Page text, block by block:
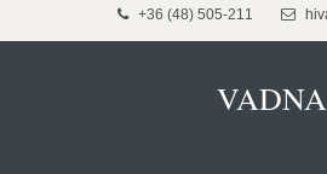
+36 (48) 505-211
VADNA